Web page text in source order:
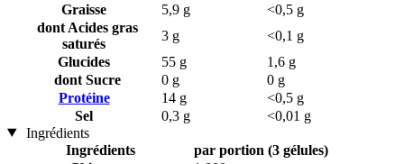
Graisse
5,9 g
<0,5 g
dont Acides gras
saturés
3 g
<0,1 g
Glucides
55 g
1,6 g
dont Sucre
0 g
0 g
Protéine
14 g
<0,5 g
Sel
0,3 g
<0,01 g
Ingrédients
Ingrédients
par portion (3 gélules)